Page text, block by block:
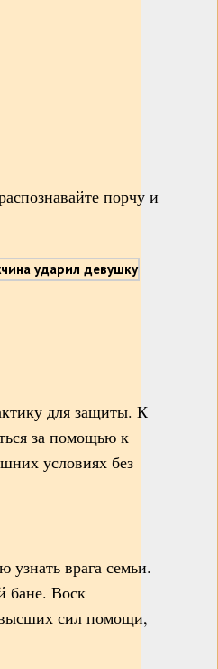
порчу и
для защиты. К
за помощью к
условиях без
врага семьи.
бане. Воск
высших сил помощи,